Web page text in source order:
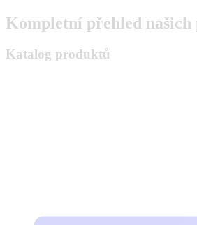
Kompletní přehled
Katalog produktů